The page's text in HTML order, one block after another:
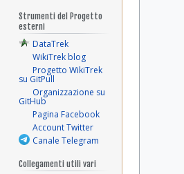
Strumenti del Progetto
esterni
DataTrek
WikiTrek blog
Progetto WikiTrek
su GitPull
Organizzazione su
GitHub
Pagina Facebook
Account Twitter
Canale Telegram
Collegamenti utili vari